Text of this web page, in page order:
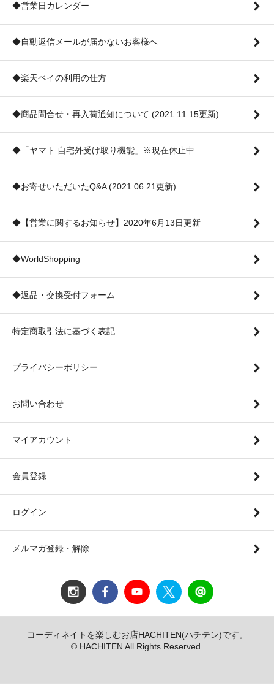
◆営業日カレンダー
◆自動返信メールが届かないお客様へ
◆楽天ペイの利用の仕方
◆商品問合せ・再入荷通知について (2021.11.15更新)
◆「ヤマト 自宅外受け取り機能」※現在休止中
◆お寄せいただいたQ&A (2021.06.21更新)
◆【営業に関するお知らせ】2020年6月13日更新
◆WorldShopping
◆返品・交換受付フォーム
特定商取引法に基づく表記
プライバシーポリシー
お問い合わせ
マイアカウント
会員登録
ログイン
メルマガ登録・解除
コーディネイトを楽しむお店HACHITEN(ハチテン)です。
© HACHITEN All Rights Reserved.